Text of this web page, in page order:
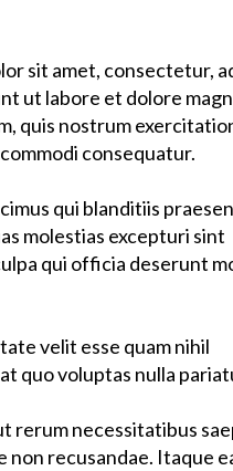
sit amet, consectetur,
ut labore et dolore
quis nostrum
consequatur.
qui blanditiis
molestias excepturi sint
qui officia deserunt
velit esse quam nihil
quo voluptas nulla
rerum necessitatibus
recusandae. Itaque